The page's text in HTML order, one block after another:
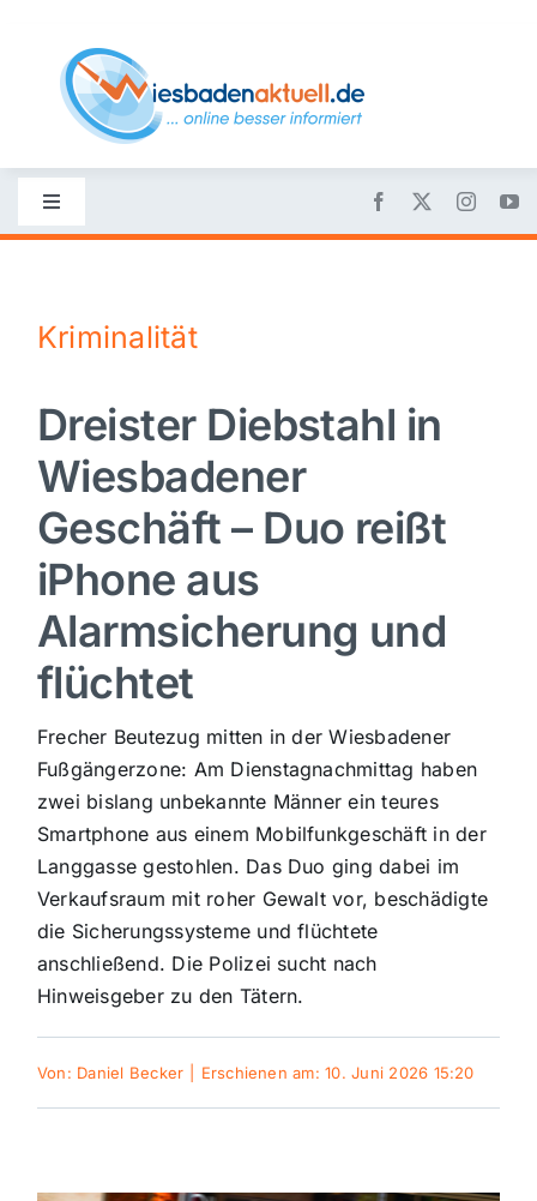
content
Toggle
Navigation
Nachrichten
Politik
Wirtschaft
Sport
Kultur
Panorama
Mein Stadtteil
Galerie
Verkehrsmeldungen
Kriminalität
Dreister Diebstahl in
Wiesbadener
Geschäft – Duo reißt
iPhone aus
Alarmsicherung und
flüchtet
Frecher Beutezug mitten in der Wiesbadener
Fußgängerzone: Am Dienstagnachmittag haben
zwei bislang unbekannte Männer ein teures
Smartphone aus einem Mobilfunkgeschäft in der
Langgasse gestohlen. Das Duo ging dabei im
Verkaufsraum mit roher Gewalt vor, beschädigte
die Sicherungssysteme und flüchtete
anschließend. Die Polizei sucht nach
Hinweisgeber zu den Tätern.
Von: Daniel Becker Erschienen am: 10. Juni 2026 15:20